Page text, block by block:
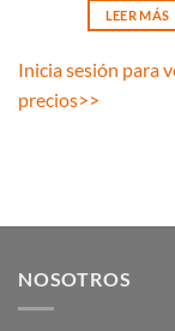
LEER MÁS
Inicia sesión para
precios>>
NOSOTROS